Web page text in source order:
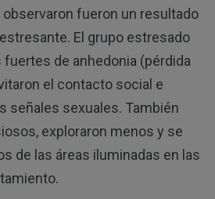
fueron un resultado
El grupo estresado
de anhedonia (pérdida
el contacto social e
señales sexuales. También
exploraron menos y se
de las áreas iluminadas en las